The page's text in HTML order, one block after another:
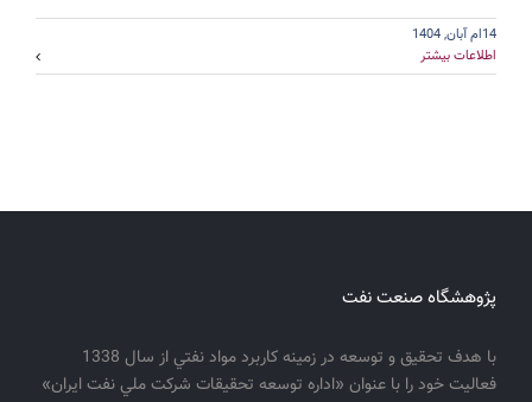
14ام آبان, 1404
اطلاعات بیشتر
پژوهشگاه صنعت نفت
با هدف تحقيق و توسعه در زمينه كاربرد مواد نفتي از سال 1338
فعاليت خود را با عنوان «اداره توسعه تحقيقات شركت ملي نفت ايران»